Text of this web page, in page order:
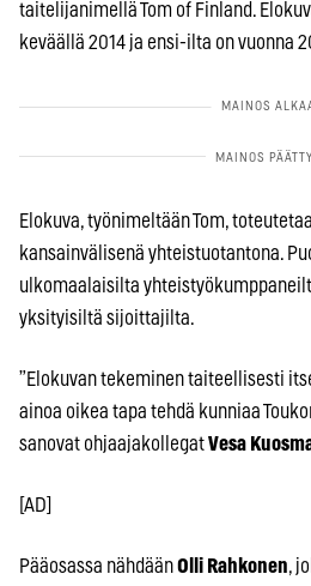
taitelijanimellä Tom of Finland.
keväällä 2014 ja ensi-ilta on vuonna
Elokuva, työnimeltään Tom,
kansainvälisenä yhteistuotantona.
ulkomaalaisilta
yksityisiltä sijoittajilta.
”Elokuvan tekeminen taiteellisesti
ainoa oikea tapa tehdä kunniaa
sanovat ohjaajakollegatVesa
[AD]
Pääosassa nähdäänOlli Rahkonen,